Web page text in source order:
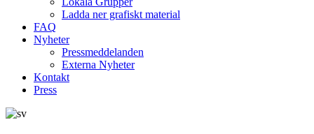
Ladda ner grafiskt material
FAQ
Nyheter
Pressmeddelanden
Externa Nyheter
Kontakt
Press